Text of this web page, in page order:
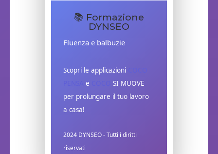
📚 Formazione
DYNSEO
Fluenza e balbuzie
Scopri le applicazioni
COCO
e
SI MUOVE
per prolungare il tuo lavoro
a casa!
2024 DYNSEO - Tutti i diritti
riservati